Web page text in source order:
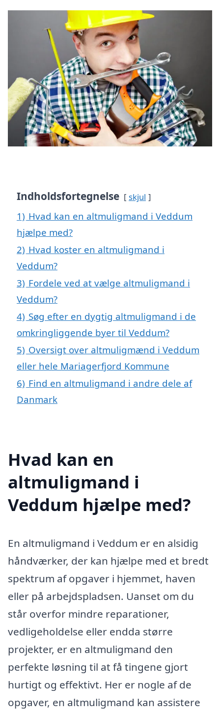
Indholdsfortegnelse skjul
1) Hvad kan en altmuligmand i Veddum
hjælpe med?
2) Hvad koster en altmuligmand i
Veddum?
3) Fordele ved at vælge altmuligmand i
Veddum?
4) Søg efter en dygtig altmuligmand i de
omkringliggende byer til Veddum?
5) Oversigt over altmuligmænd i Veddum
eller hele Mariagerfjord Kommune
6) Find en altmuligmand i andre dele af
Danmark
Hvad kan en
altmuligmand i
Veddum hjælpe med?
En altmuligmand i Veddum er en alsidig
håndværker, der kan hjælpe med et bredt
spektrum af opgaver i hjemmet, haven
eller på arbejdspladsen. Uanset om du
står overfor mindre reparationer,
vedligeholdelse eller endda større
projekter, er en altmuligmand den
perfekte løsning til at få tingene gjort
hurtigt og effektivt. Her er nogle af de
opgaver, en altmuligmand kan assistere